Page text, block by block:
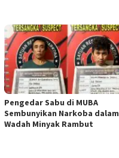
Pengedar Sabu di MUBA
Sembunyikan Narkoba dalam
Wadah Minyak Rambut